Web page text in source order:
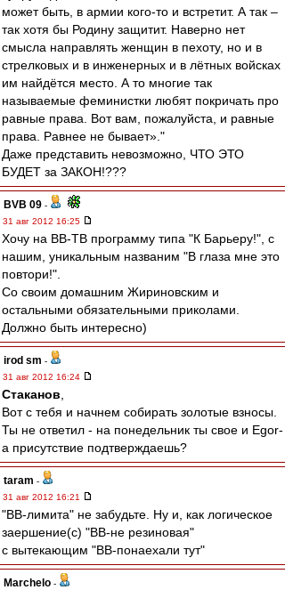
может быть, в армии кого-то и встретит. А так –
так хотя бы Родину защитит. Наверно нет
смысла направлять женщин в пехоту, но и в
стрелковых и в инженерных и в лётных войсках
им найдётся место. А то многие так
называемые феминистки любят покричать про
равные права. Вот вам, пожалуйста, и равные
права. Равнее не бывает»."
Даже представить невозможно, ЧТО ЭТО
БУДЕТ за ЗАКОН!???
BVB 09 -
31 авг 2012 16:25
Хочу на ВВ-ТВ программу типа "К Барьеру!", с
нашим, уникальным названим "В глаза мне это
повтори!".
Со своим домашним Жириновским и
остальными обязательными приколами.
Должно быть интересно)
irod sm -
31 авг 2012 16:24
Cтаканов
Вот с тебя и начнем собирать золотые взносы.
Ты не ответил - на понедельник ты свое и Egor-
а присутствие подтверждаешь?
taram -
31 авг 2012 16:21
"ВВ-лимита" не забудьте. Ну и, как логическое
заершение(с) "ВВ-не резиновая"
с вытекающим "ВВ-понаехали тут"
Marchelo -